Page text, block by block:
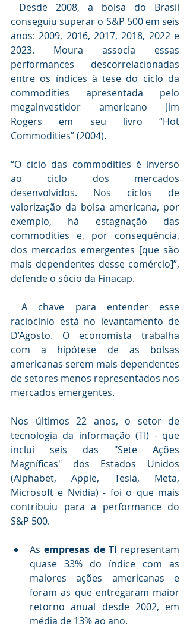
Desde 2008, a bolsa do Brasil
conseguiu superar o S&P 500 em seis
anos: 2009, 2016, 2017, 2018, 2022 e
2023. Moura associa essas
performances descorrelacionadas
entre os índices à tese do ciclo da
commodities apresentada pelo
megainvestidor americano Jim
Rogers em seu livro “Hot
Commodities” (2004).
“O ciclo das commodities é inverso
ao ciclo dos mercados
desenvolvidos. Nos ciclos de
valorização da bolsa americana, por
exemplo, há estagnação das
commodities e, por consequência,
dos mercados emergentes [que são
mais dependentes desse comércio]”,
defende o sócio da Finacap.
A chave para entender esse
raciocínio está no levantamento de
D’Agosto. O economista trabalha
com a hipótese de as bolsas
americanas serem mais dependentes
de setores menos representados nos
mercados emergentes.
Nos últimos 22 anos, o setor de
tecnologia da informação (TI) - que
inclui seis das "Sete Ações
Magníficas" dos Estados Unidos
(Alphabet, Apple, Tesla, Meta,
Microsoft e Nvidia) - foi o que mais
contribuiu para a performance do
S&P 500.
As empresas de TI representam
quase 33% do índice com as
maiores ações americanas e
foram as que entregaram maior
retorno anual desde 2002, em
média de 13% ao ano.